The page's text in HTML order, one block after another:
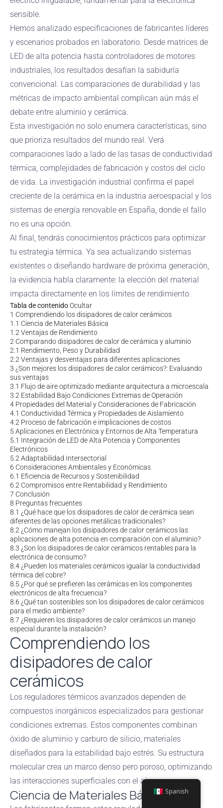
sensible.
Hemos analizado especificaciones de fabricantes líderes
y escenarios probados en laboratorio. Desde matrices de
LED de alta potencia hasta controladores de motores
industriales, los resultados desafían la sabiduría
convencional. Las comparaciones de durabilidad y las
métricas de impacto ambiental complican aún más el
debate entre aluminio y cerámica.
Esta investigación no solo enumera características, sino
que prioriza resultados del mundo real. Verá
comparaciones lado a lado de las tasas de conductividad
térmica, complejidades de fabricación y costos del ciclo
de vida. La investigación industrial confirma el papel
creciente de la cerámica en la industria aeroespacial y los
sistemas de energía renovable en España, donde el fallo
no es una opción.
Al final, tendrás conocimientos prácticos para optimizar
tu estrategia térmica. Ya sea actualizando sistemas
existentes o diseñando hardware de próxima generación,
la evidencia habla claramente: la elección del material
impacta directamente en los límites de rendimiento.
Tabla de contenidoOcultar
1 Comprendiendo los disipadores de calor cerámicos
1.1 Ciencia de Materiales Básica
1.2Ventajas de Rendimiento
2 Comparando disipadores de calor de cerámica y aluminio
2.1 Rendimiento, Peso y Durabilidad
2.2Ventajas y desventajas para diferentes aplicaciones
3 ¿Son mejores los disipadores de calor cerámicos?: Evaluando
sus ventajas
3.1 Flujo de aire optimizado mediante arquitectura a microescala
3.2 Estabilidad Bajo Condiciones Extremas de Operación
4 Propiedades del Material y Consideraciones de Fabricación
4.1 Conductividad Térmica y Propiedades de Aislamiento
4.2 Proceso de fabricación e implicaciones de costos
5 Aplicaciones en Electrónica y Entornos de Alta Temperatura
5.1 Integración de LED de Alta Potencia y Componentes
Electrónicos
5.2Adaptabilidad Intersectorial
6 Consideraciones Ambientales y Económicas
6.1 Eficiencia de Recursos y Sostenibilidad
6.2 Compromisos entre Rentabilidad y Rendimiento
7 Conclusión
8 Preguntas frecuentes
8.1 ¿Qué hace que los disipadores de calor de cerámica sean
diferentes de las opciones metálicas tradicionales?
8.2¿Cómo manejan los disipadores de calor cerámicos las
aplicaciones de alta potencia en comparación con el aluminio?
8.3 ¿Son los disipadores de calor cerámicos rentables para la
electrónica de consumo?
8.4¿Pueden los materiales cerámicos igualar la conductividad
térmica del cobre?
8.5 ¿Por qué se prefieren las cerámicas en los componentes
electrónicos de alta frecuencia?
8.6 ¿Qué tan sostenibles son los disipadores de calor cerámicos
para el medio ambiente?
8.7 ¿Requieren los disipadores de calor cerámicos un manejo
especial durante la instalación?
Comprendiendo los
disipadores de calor
cerámicos
Los reguladores térmicos avanzados dependen de
compuestos inorgánicos especializados para gestionar
condiciones extremas. Estos componentes combinan
óxido de aluminio y carburo de silicio, materiales
diseñados para la estabilidad bajo estrés. Su estructura
molecular crea un marco denso pero poroso, optimizando
las interacciones superficiales con el aire.
Ciencia de Materiales Básica Spanish